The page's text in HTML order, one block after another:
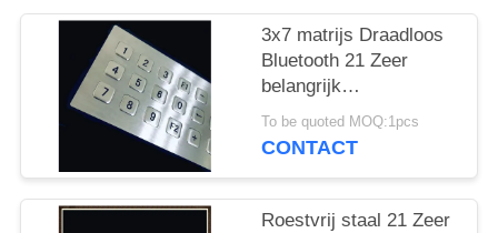
3x7 matrijs Draadloos
Bluetooth 21 Zeer
belangrijk
Toetsenbordroestvrij
staal 304
To be quoted MOQ:1pcs
CONTACT
Roestvrij staal 21 Zeer